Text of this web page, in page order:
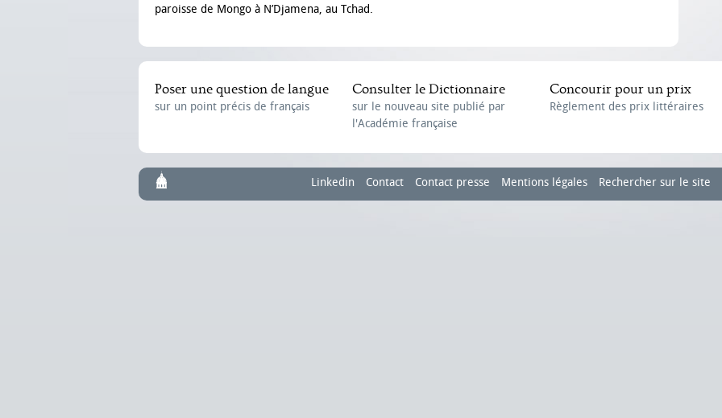
paroisse de Mongo à N’Djamena, au Tchad.
Poser une question de langue
sur un point précis de français
Consulter le Dictionnaire
sur le nouveau site publié par
l'Académie française
Concourir pour un prix
Règlement des prix littéraires
Linkedin Contact Contact presse Mentions légales Rechercher sur le site